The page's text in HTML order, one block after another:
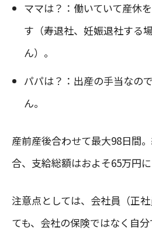
ママは？：働いていて産休
す（寿退社、妊娠退社する
ん）。
パパは？：出産の手当なの
ん。
産前産後合わせて最大98日間
合、支給総額はおよそ65万円に
注意点としては、会社員（正
ても、会社の保険ではなく自